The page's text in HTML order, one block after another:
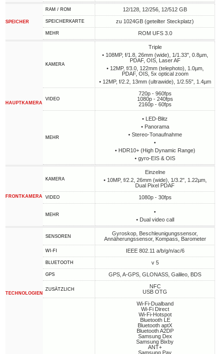
SPEICHER
RAM / ROM 12/128, 12/256, 12/512 GB
SPEICHERKARTE zu 1024GB (geteilter Steckplatz)
MEHR ROM UFS 3.0
HAUPTKAMERA
KAMERA
Triple
• 108MP, f/1.8, 26mm (wide), 1/1.33", 0.8µm,
PDAF, OIS, Laser AF
• 12MP, f/3.0, 122mm (telephoto), 1.0µm,
PDAF, OIS, 5x optical zoom
• 12MP, f/2.2, 13mm (ultrawide), 1/2.55", 1.4µm
VIDEO
720p - 960fps
1080p - 240fps
2160p - 60fps
MEHR
• LED-Blitz
• Panorama
• Stereo-Tonaufnahme
•
• HDR10+ (High Dynamic Range)
• gyro-EIS & OIS
FRONTKAMERA
KAMERA
Einzelne
• 10MP, f/2.2, 26mm (wide), 1/3.2", 1.22µm,
Dual Pixel PDAF
VIDEO 1080p - 30fps
MEHR
•
• Dual video call
TECHNOLOGIEN
SENSOREN
Gyroskop, Beschleunigungssensor,
Annäherungssensor, Kompass, Barometer
WI-FI IEEE 802.11 a/b/g/n/ac/6
BLUETOOTH v 5
GPS GPS, A-GPS, GLONASS, Galileo, BDS
ZUSÄTZLICH
NFC
USB OTG
Wi-Fi-Dualband
Wi-Fi Direct
Wi-Fi-Hotspot
Bluetooth LE
Bluetooth aptX
Bluetooth A2DP
Samsung Dex
Samsung Bixby
ANT+
Samsung Pay